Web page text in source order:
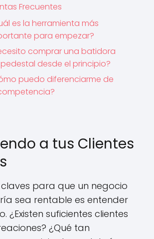
Frecuentes
es la herramienta más
para empezar?
comprar una batidora
desde el principio?
puedo diferenciarme de
a tus Clientes
para que un negocio
sea rentable es entender
¿Existen suficientes clientes
¿Qué tan